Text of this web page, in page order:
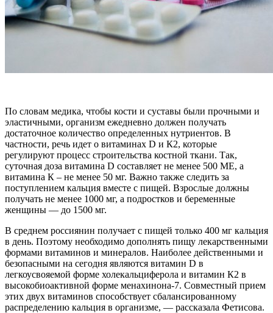
По словам медика, чтобы кости и суставы были прочными и
эластичными, организм ежедневно должен получать
достаточное количество определенных нутриентов. В
частности, речь идет о витаминах D и К2, которые
регулируют процесс строительства костной ткани. Так,
суточная доза витамина D составляет не менее 500 МЕ, а
витамина К – не менее 50 мг. Важно также следить за
поступлением кальция вместе с пищей. Взрослые должны
получать не менее 1000 мг, а подростков и беременные
женщины — до 1500 мг.
В среднем россиянин получает с пищей только 400 мг кальция
в день. Поэтому необходимо дополнять пищу лекарственными
формами витаминов и минералов. Наиболее действенными и
безопасными на сегодня являются витамин D в
легкоусвояемой форме холекальциферола и витамин К2 в
высокобиоактивной форме менахинона-7. Совместный прием
этих двух витаминов способствует сбалансированному
распределению кальция в организме, — рассказала Фетисова.